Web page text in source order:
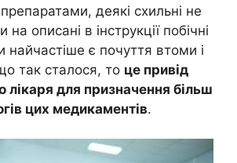
деякі схильні не
на описані в інструкції побічні
є почуття втоми і
так сталося, то це привід
лікаря для призначення більш
цих медикаментів.